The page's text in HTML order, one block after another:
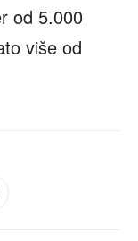
od 5.000
više od